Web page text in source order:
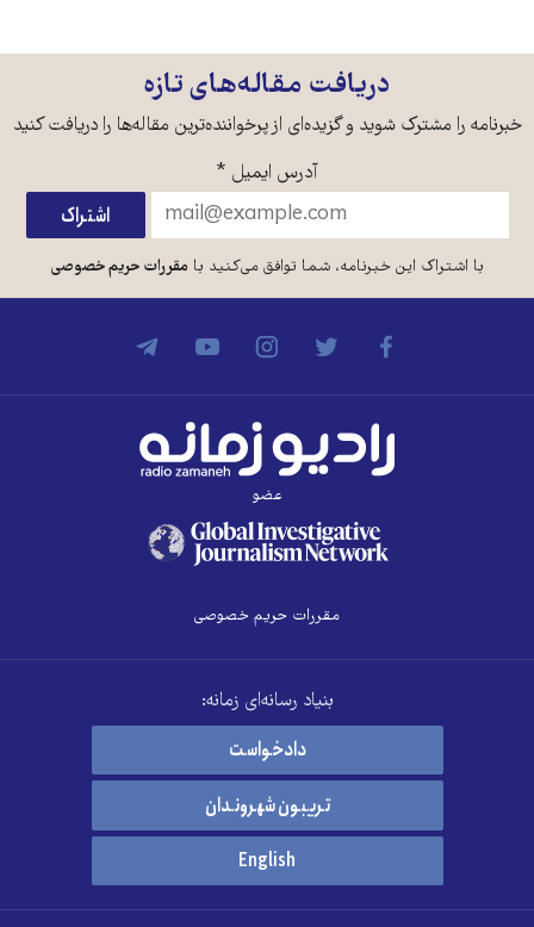
دریافت مقاله‌های تازه
خبرنامه را مشترک شوید و گزیده‌ای از پرخواننده‌ترین مقاله‌ها را دریافت کنید
آدرس ایمیل *
با اشتراک این خبرنامه، شما توافق می‌کنید بامقررات حریم خصوصی
عضو
مقررات حریم خصوصی
بنیاد رسانه‌ای زمانه:
دادخواست
تریبون شهروندان
English